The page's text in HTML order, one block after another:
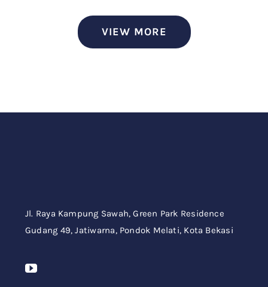
VIEW MORE
Jl. Raya Kampung Sawah,Green Park Residence
Gudang 49,Jatiwarna, Pondok Melati, Kota Bekasi